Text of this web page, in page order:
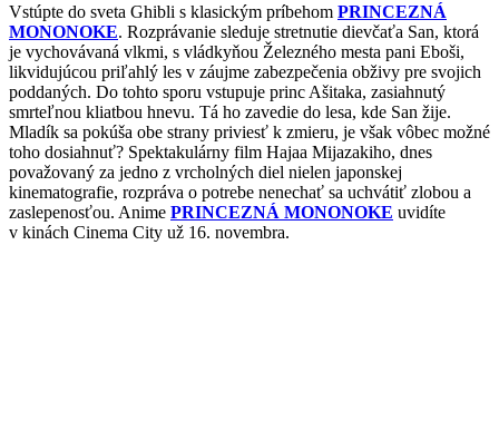
Vstúpte do sveta Ghibli s klasickým príbehom PRINCEZNÁ
MONONOKE. Rozprávanie sleduje stretnutie dievčaťa San, ktorá
je vychovávaná vlkmi, s vládkyňou Železného mesta pani Eboši,
likvidujúcou priľahlý les v záujme zabezpečenia obživy pre svojich
poddaných. Do tohto sporu vstupuje princ Ašitaka, zasiahnutý
smrteľnou kliatbou hnevu. Tá ho zavedie do lesa, kde San žije.
Mladík sa pokúša obe strany priviesť k zmieru, je však vôbec možné
toho dosiahnuť? Spektakulárny film Hajaa Mijazakiho, dnes
považovaný za jedno z vrcholných diel nielen japonskej
kinematografie, rozpráva o potrebe nenechať sa uchvátiť zlobou a
zaslepenosťou. Anime PRINCEZNÁ MONONOKE uvidíte
v kinách Cinema City už 16. novembra.